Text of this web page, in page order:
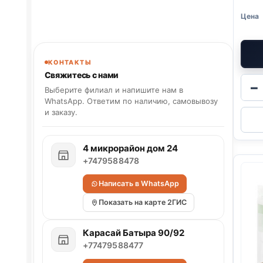
−
КОНТАКТЫ
Свяжитесь с нами
Выберите филиал и напишите нам в
WhatsApp. Ответим по наличию, самовывозу
и заказу.
4 микрорайон дом 24
+7479588478
Написать в WhatsApp
Показать на карте 2ГИС
Карасай Батыра 90/92
+77479588477